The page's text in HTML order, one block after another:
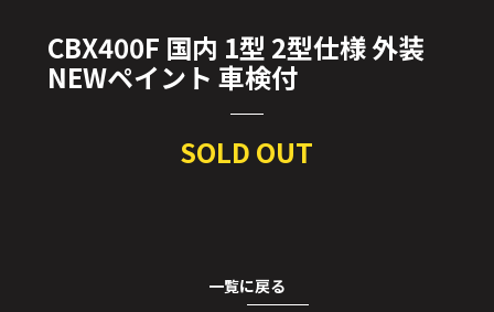
CBX400F 国内 1型 2型仕様 外装
NEWペイント 車検付
SOLD OUT
一覧に戻る